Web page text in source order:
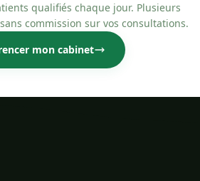
qualifiés chaque jour. Plusieurs
commission sur vos consultations.
mon cabinet